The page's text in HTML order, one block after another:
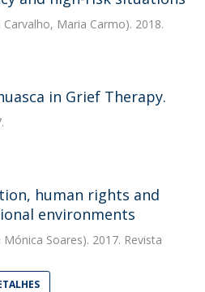
Carvalho, Maria Carmo). 2018.
in Grief Therapy.
human rights and
environments
Mónica Soares). 2017. Revista